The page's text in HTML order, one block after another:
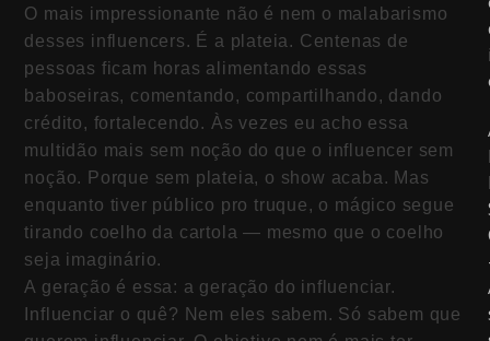
O mais impressionante não é nem o malabarismo
desses influencers. É a plateia. Centenas de
pessoas ficam horas alimentando essas
baboseiras, comentando, compartilhando, dando
crédito, fortalecendo. Às vezes eu acho essa
multidão mais sem noção do que o influencer sem
noção. Porque sem plateia, o show acaba. Mas
enquanto tiver público pro truque, o mágico segue
tirando coelho da cartola — mesmo que o coelho
seja imaginário.
A geração é essa: a geração do influenciar.
Influenciar o quê? Nem eles sabem. Só sabem que